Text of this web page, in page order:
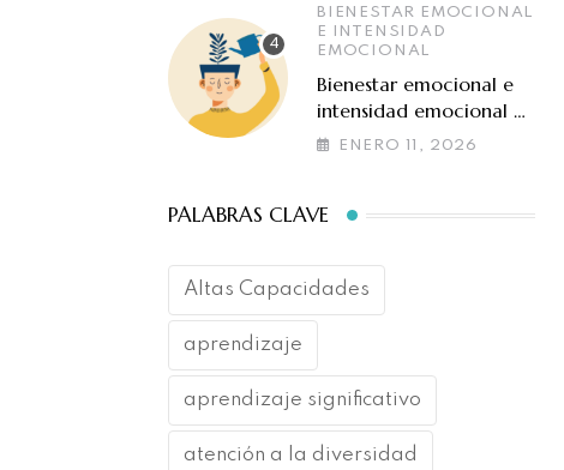
BIENESTAR EMOCIONAL
E INTENSIDAD
EMOCIONAL
Bienestar emocional e
intensidad emocional en
las altas capacidades
ENERO 11, 2026
PALABRAS CLAVE
Altas Capacidades
aprendizaje
aprendizaje significativo
atención a la diversidad